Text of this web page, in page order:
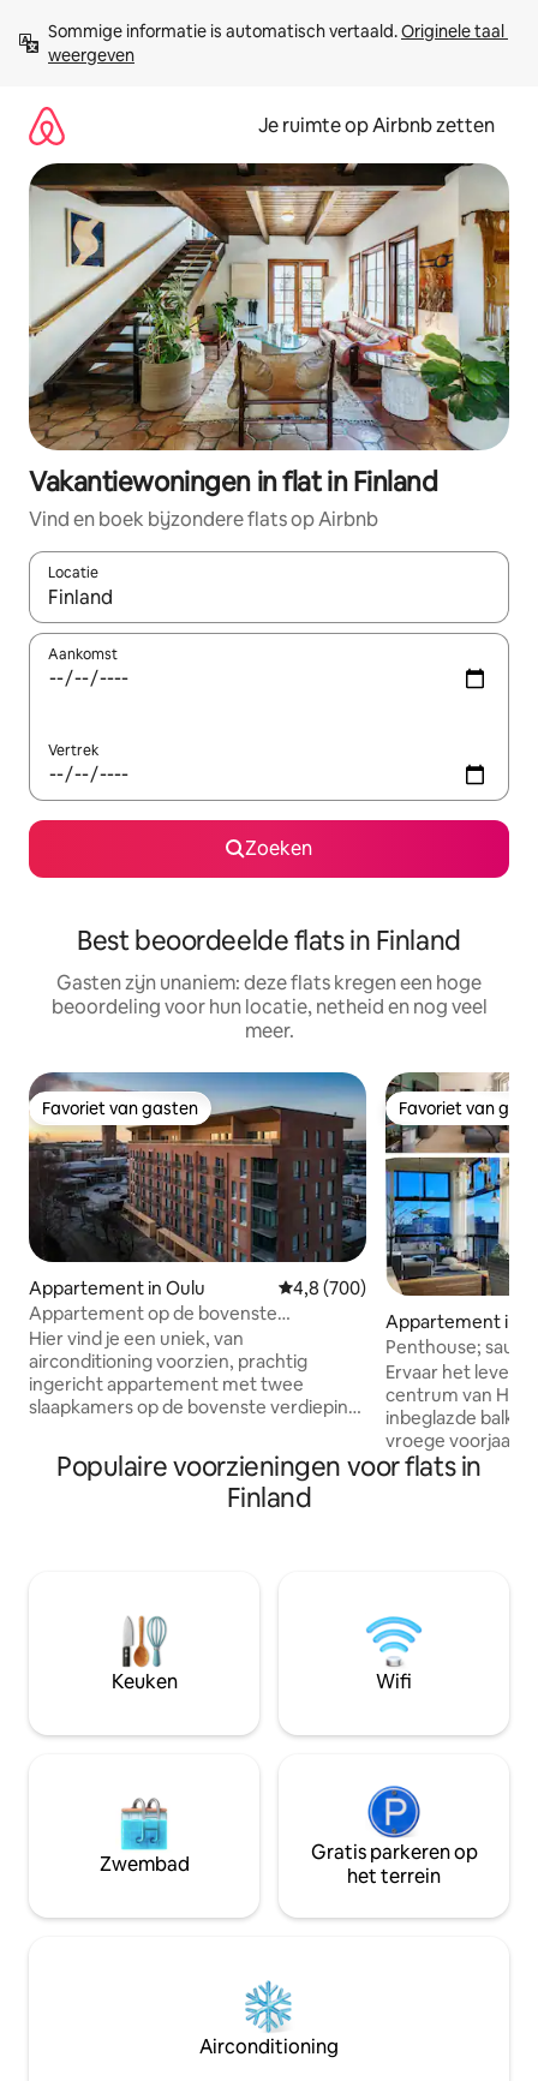
direct
naar
Sommige informatie is automatisch vertaald. Originele taal
weergeven
Je ruimte op Airbnb zetten
Vakantiewoningen in flat in Finland
Vind en boek bijzondere flats op Airbnb
Locatie
Wanneer er suggesties beschikbaar zijn, maak je een keuze
Aankomst
Vertrek
Zoeken
Best beoordeelde flats in Finland
Gasten zijn unaniem: deze flats kregen een hoge
beoordeling voor hun locatie, netheid en nog veel
meer.
Favoriet van gasten
Favoriet van gasten
Appartement in Oulu Gemiddelde beoordeling van
4,8 (700)
Appartement op de bovenste
verdieping met dakterras
Hier vind je een uniek, van
airconditioning voorzien, prachtig
ingericht appartement met twee
slaapkamers op de bovenste verdieping,
locatie nabij het centrum van Oulu.
ELEKTRISCHE AUTO OPLADEN € 10/dag.
Een uniek, breder dan het appartement
Modern appartement met
airconditioning, geschikt voor 1–5
volwassenen, in het centrum van Oulu.
Alle diensten op loopafstand. Gratis
buitenactiviteiten. OPLAADPUNT VOOR
Favoriet van
Favoriet van
Appartement in
Penthouse;
gigantisch
Ervaar het leven
centrum van
inbeglazde
vroege voorjaar
Ontspan in de
Helsinki-ervaring. ✔ Flexibel inchecken
Fitnessruimte 🛏
parkeren (EV) 📺
minuten naar het
Goede
Populaire voorzieningen voor flats in
Finland
Keuken Wifi
Zwembad
Gratis parkeren op
het terrein
Airconditioning